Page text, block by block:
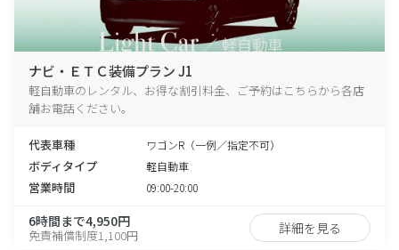
ナビ・ＥＴＣ装備プラン J1
軽自動車のレンタル、お得な割引料金、ご予約はこちらから各店
舗お電話ください。
代表車種 ワゴンR（一例／指定不可）
ボディタイプ 軽自動車
営業時間 09:00-20:00
6時間まで4,950円
免責補償制度1,100円 詳細を見る